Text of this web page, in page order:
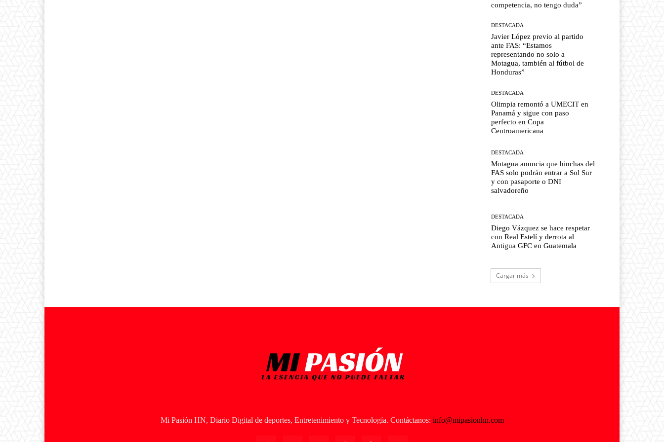
competencia, no tengo duda”
DESTACADA
Javier López previo al partido
ante FAS: “Estamos
representando no solo a
Motagua, también al fútbol de
Honduras”
DESTACADA
Olimpia remontó a UMECIT en
Panamá y sigue con paso
perfecto en Copa
Centroamericana
DESTACADA
Motagua anuncia que hinchas del
FAS solo podrán entrar a Sol Sur
y con pasaporte o DNI
salvadoreño
DESTACADA
Diego Vázquez se hace respetar
con Real Estelí y derrota al
Antigua GFC en Guatemala
Cargar más
Mi Pasión HN, Diario Digital de deportes, Entretenimiento y Tecnología. Contáctanos: info@mipasionhn.com